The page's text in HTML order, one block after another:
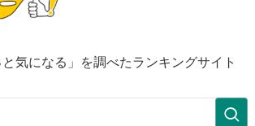
気になる」を調べたランキングサイト